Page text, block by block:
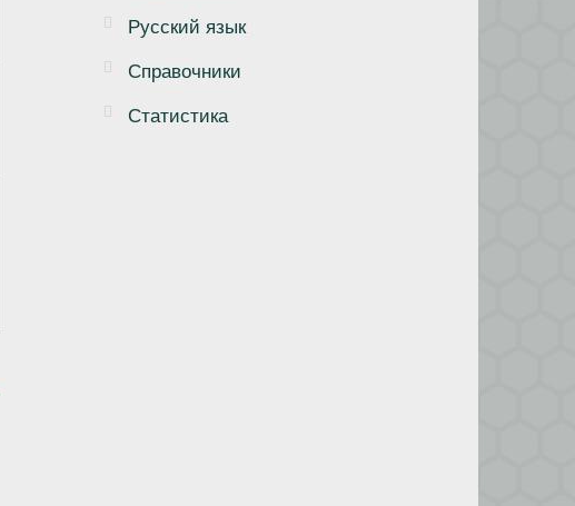
Русский язык
Справочники
Статистика